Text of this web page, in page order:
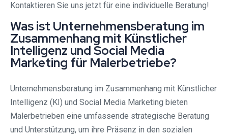
Kontaktieren Sie uns jetzt für eine individuelle Beratung!
Was ist Unternehmensberatung im
Zusammenhang mit Künstlicher
Intelligenz und Social Media
Marketing für Malerbetriebe?
Unternehmensberatung im Zusammenhang mit Künstlicher
Intelligenz (KI) und Social Media Marketing bieten
Malerbetrieben eine umfassende strategische Beratung
und Unterstützung, um ihre Präsenz in den sozialen